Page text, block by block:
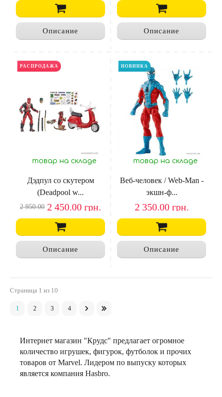
Описание Описание
РАСПРОДАЖА
товар на складе
Дэдпул со скутером
(Deadpool w...
2 950.00 2 450.00 грн.
Описание
НОВИНКА
товар на складе
Веб-человек / Web-Man -
экшн-ф...
2 350.00 грн.
Описание
Страница 1 из 10
1 2 3 4
Интернет магазин "Крудс" предлагает огромное
количество игрушек, фигурок, футболок и прочих
товаров от Marvel. Лидером по выпуску которых
является компания Hasbro.